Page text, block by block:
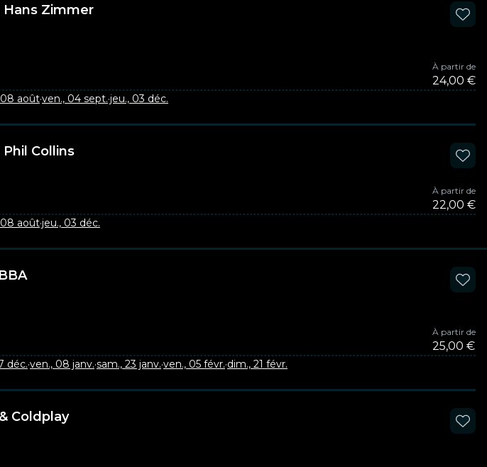
Zimmer
À partir de
24,00 €
août·ven., 04 sept.·jeu., 03 déc.
Collins
À partir de
22,00 €
août·jeu., 03 déc.
À partir de
25,00 €
déc.·ven., 08 janv.·sam., 23 janv.·ven., 05 févr.·dim., 21 févr.
Coldplay